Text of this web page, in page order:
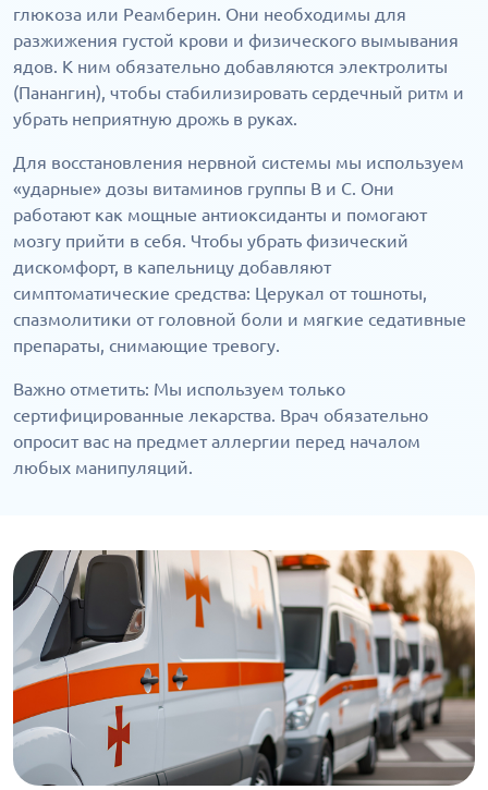
глюкоза или Реамберин. Они необходимы для
разжижения густой крови и физического вымывания
ядов. К ним обязательно добавляются электролиты
(Панангин), чтобы стабилизировать сердечный ритм и
убрать неприятную дрожь в руках.
Для восстановления нервной системы мы используем
«ударные» дозы витаминов группы В и С. Они
работают как мощные антиоксиданты и помогают
мозгу прийти в себя. Чтобы убрать физический
дискомфорт, в капельницу добавляют
симптоматические средства: Церукал от тошноты,
спазмолитики от головной боли и мягкие седативные
препараты, снимающие тревогу.
Важно отметить: Мы используем только
сертифицированные лекарства. Врач обязательно
опросит вас на предмет аллергии перед началом
любых манипуляций.